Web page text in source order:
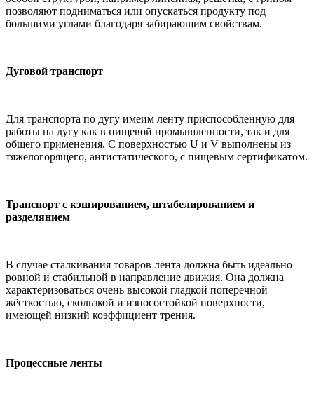
позволяют подниматься или опускаться продукту под
большими углами благодаря забирающим свойствам.
Дуговой транспорт
Для транспорта по дугу имеим ленту приспособленную для
работы на дугу как в пищевой промышленности, так и для
общего применения. С поверхностью U и V выполнены из
тяжелогорящего, антистатического, с пищевым сертификатом.
Транспорт с кэшированием, штабелированием и
разделянием
В случае сталкивания товаров лента должна быть идеально
ровной и стабильной в направление движия. Она должна
характеризоваться очень высокой гладкой поперечной
жёсткостью, скользкой и износостойкой поверхности,
имеющей низкий коэффициент трения.
Процессные ленты